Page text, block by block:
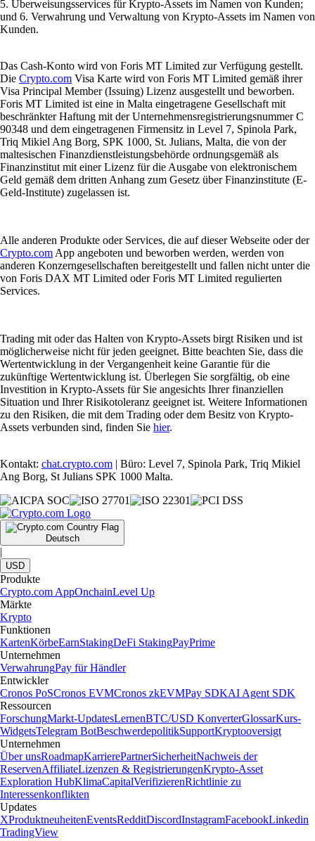
5. Überweisungsservices für Krypto-Assets im Namen von Kunden;
und 6. Verwahrung und Verwaltung von Krypto-Assets im Namen von
Kunden.
Das Cash-Konto wird von Foris MT Limited zur Verfügung gestellt.
Die Crypto.com Visa Karte wird von Foris MT Limited gemäß ihrer
Visa Principal Member (Issuing) Lizenz ausgestellt und beworben.
Foris MT Limited ist eine in Malta eingetragene Gesellschaft mit
beschränkter Haftung mit der Unternehmensregistrierungsnummer C
90348 und dem eingetragenen Firmensitz in Level 7, Spinola Park,
Triq Mikiel Ang Borg, SPK 1000, St. Julians, Malta, die von der
maltesischen Finanzdienstleistungsbehörde ordnungsgemäß als
Finanzinstitut mit einer Lizenz für die Ausgabe von elektronischem
Geld gemäß dem dritten Anhang zum Gesetz über Finanzinstitute (E-
Geld-Institute) zugelassen ist.
Alle anderen Produkte oder Services, die auf dieser Webseite oder der
Crypto.com App angeboten und beworben werden, werden von
anderen Konzerngesellschaften bereitgestellt und fallen nicht unter die
von Foris DAX MT Limited oder Foris MT Limited regulierten
Services.
Trading mit oder das Halten von Krypto-Assets birgt Risiken und ist
möglicherweise nicht für jeden geeignet. Bitte beachten Sie, dass die
Wertentwicklung in der Vergangenheit keine Garantie für die
zukünftige Wertentwicklung ist. Überlegen Sie sorgfältig, ob eine
Investition in Krypto-Assets für Sie angesichts Ihrer finanziellen
Situation und Ihrer Risikotoleranz geeignet ist. Weitere Informationen
zu den Risiken, die mit dem Trading oder dem Besitz von Krypto-
Assets verbunden sind, finden Sie hier.
Kontakt: chat.crypto.com | Büro: Level 7, Spinola Park, Triq Mikiel
Ang Borg, St Julians SPK 1000 Malta.
Deutsch
|
USD
Produkte
Crypto.com AppOnchainLevel Up
Märkte
Krypto
Funktionen
KartenKörbeEarnStakingDeFi StakingPayPrime
Unternehmen
VerwahrungPay für Händler
Entwickler
Cronos PoSCronos EVMCronos zkEVMPay SDKAI Agent SDK
Ressourcen
ForschungMarkt-UpdatesLernenBTC/USD KonverterGlossarKurs-
WidgetsTelegram BotBeschwerdepolitikSupportKryptooversigt
Unternehmen
Über unsRoadmapKarrierePartnerSicherheitNachweis der
ReservenAffiliateLizenzen & RegistrierungenKrypto-Asset
Exploration HubKlimaCapitalVerifizierenRichtlinie zu
Interessenkonflikten
Updates
XProduktneuheitenEventsRedditDiscordInstagramFacebookLinkedin
TradingView